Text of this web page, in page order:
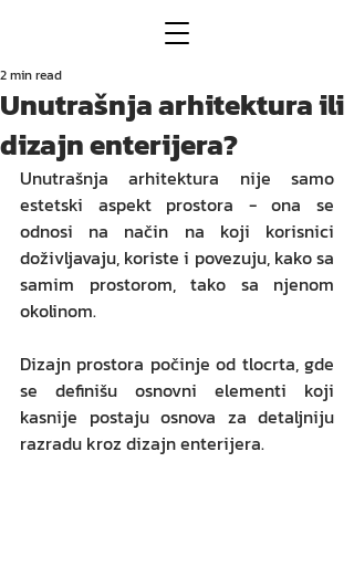
Unutrašnja arhitektura ili
dizajn enterijera?
2 min read
Unutrašnja arhitektura nije samo
estetski aspekt prostora - ona se
odnosi na način na koji korisnici
doživljavaju, koriste i povezuju, kako sa
samim prostorom, tako sa njenom
okolinom.
Dizajn prostora počinje od tlocrta, gde
se definišu osnovni elementi koji
kasnije postaju osnova za detaljniju
razradu kroz dizajn enterijera.